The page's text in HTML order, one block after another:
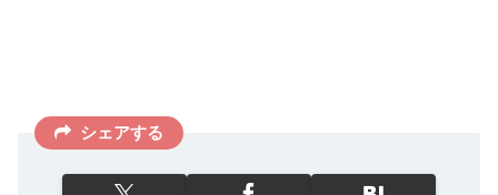
シェアする